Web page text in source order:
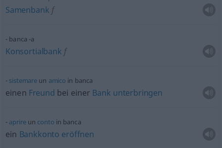
Samenbank f
banca -a
Konsortialbank f
sistemare un amico in banca
einen Freund bei einer Bank unterbringen
aprireun conto in banca
ein Bankkonto eröffnen